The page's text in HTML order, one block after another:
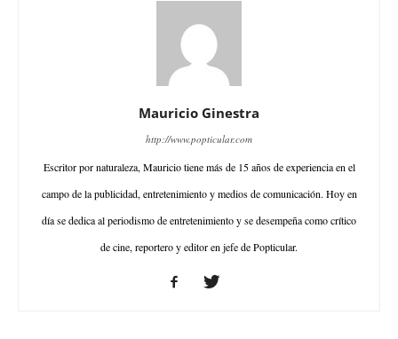
Mauricio Ginestra
http://www.popticular.com
Escritor por naturaleza, Mauricio tiene más de 15 años de experiencia en el
campo de la publicidad, entretenimiento y medios de comunicación. Hoy en
día se dedica al periodismo de entretenimiento y se desempeña como crítico
de cine, reportero y editor en jefe de Popticular.